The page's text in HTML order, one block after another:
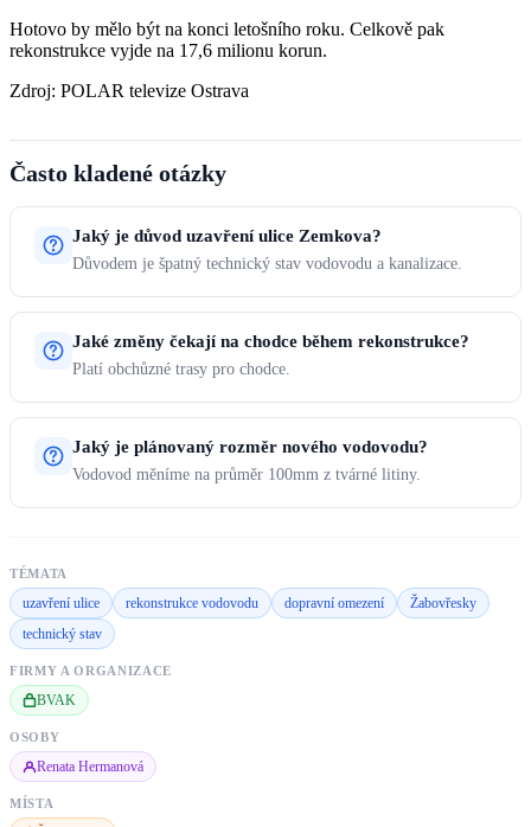
Hotovo by mělo být na konci letošního roku. Celkově pak
rekonstrukce vyjde na 17,6 milionu korun.
Zdroj: POLAR televize Ostrava
Často kladené otázky
Jaký je důvod uzavření ulice Zemkova?
Důvodem je špatný technický stav vodovodu a kanalizace.
Jaké změny čekají na chodce během rekonstrukce?
Platí obchůzné trasy pro chodce.
Jaký je plánovaný rozměr nového vodovodu?
Vodovod měníme na průměr 100mm z tvárné litiny.
TÉMATA
uzavření ulice rekonstrukce vodovodu dopravní omezení
Žabovřesky
technický stav
FIRMY A ORGANIZACE
BVAK
OSOBY
Renata Hermanová
MÍSTA